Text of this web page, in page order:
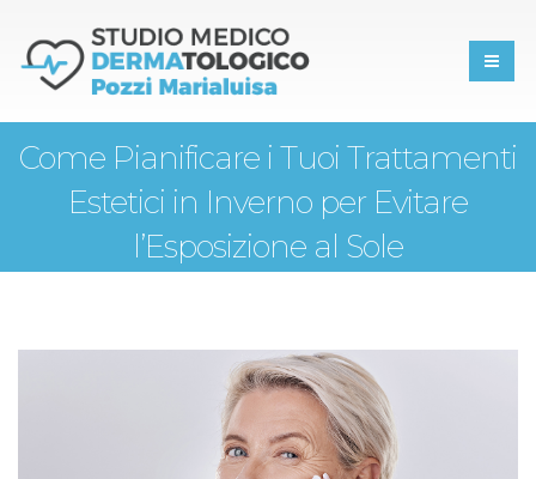
Come Pianificare i Tuoi Trattamenti
Estetici in Inverno per Evitare
l’Esposizione al Sole